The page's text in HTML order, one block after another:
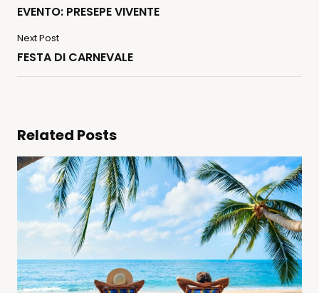
EVENTO: PRESEPE VIVENTE
Next Post
FESTA DI CARNEVALE
Related Posts